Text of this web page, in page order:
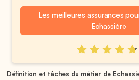
Les meilleures assurances
Echassière
Définition et tâches du métier de